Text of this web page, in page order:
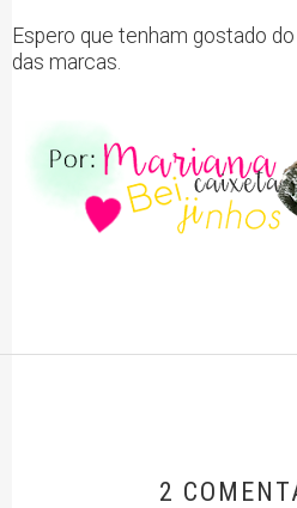
Espero que tenham gostado
das marcas.
2